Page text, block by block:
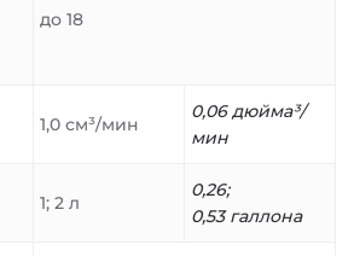
до 18
1,0 см³/мин
0,06 дюйма³/
мин
1; 2 л
0,26;
0,53 галлона